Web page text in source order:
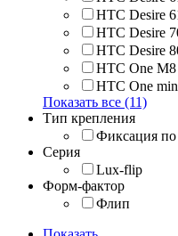
HTC Desire
HTC Desire
HTC Desire
HTC One M8
HTC One
Показать все (11)
Тип крепления
Фиксация по
Серия
Lux-flip
Форм-фактор
Флип